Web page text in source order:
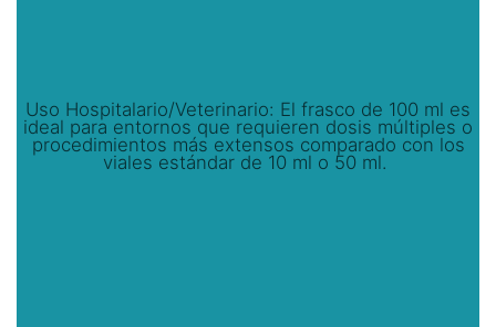
Uso Hospitalario/Veterinario: El frasco de 100 ml es
ideal para entornos que requieren dosis múltiples o
procedimientos más extensos comparado con los
viales estándar de 10 ml o 50 ml.